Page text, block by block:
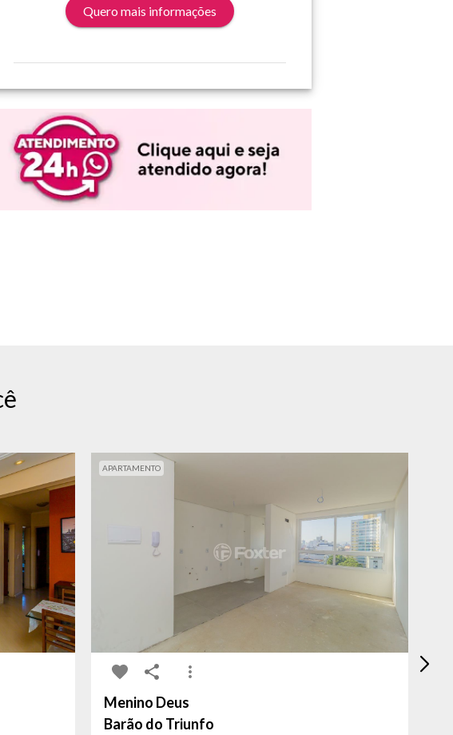
Quero mais informações
APARTAMENTO
Menino Deus
Barão do Triunfo